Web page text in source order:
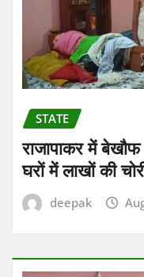
STATE
राजापाकर में
घरों में लाखों की
deepak